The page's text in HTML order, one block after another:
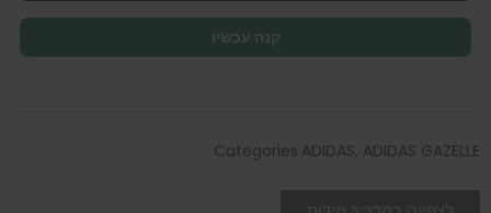
קנה עכשיו
Categories ADIDAS, ADIDAS GAZELLE